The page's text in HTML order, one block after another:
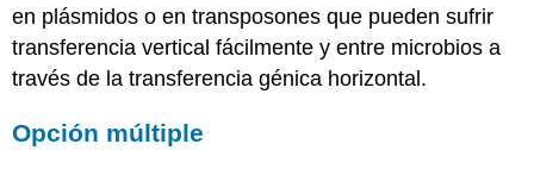
en plásmidos o en transposones que pueden sufrir
transferencia vertical fácilmente y entre microbios a
través de la transferencia génica horizontal.
Opción múltiple